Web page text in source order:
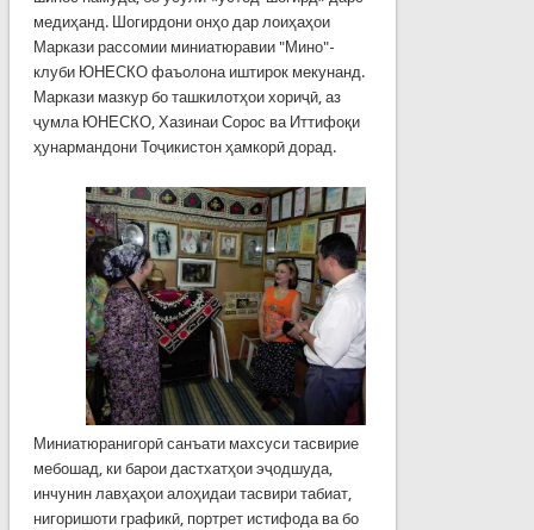
медиҳанд. Шогирдони онҳо дар лоиҳаҳои
Маркази рассомии миниатюравии "Мино"-
клуби ЮНЕСКО фаъолона иштирок мекунанд.
Маркази мазкур бо ташкилотҳои хориҷӣ, аз
ҷумла ЮНЕСКО, Хазинаи Сорос ва Иттифоқи
ҳунармандони Тоҷикистон ҳамкорӣ дорад.
Миниатюранигорӣ санъати махсуси тасвирие
мебошад, ки барои дастхатҳои эҷодшуда,
инчунин лавҳаҳои алоҳидаи тасвири табиат,
нигоришоти графикӣ, портрет истифода ва бо